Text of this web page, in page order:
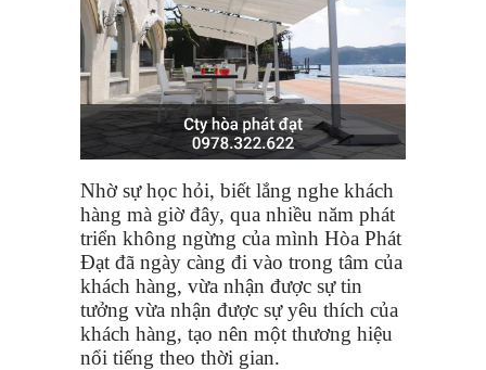
Nhờ sự học hỏi, biết lắng nghe khách
hàng mà giờ đây, qua nhiều năm phát
triển không ngừng của mình Hòa Phát
Đạt đã ngày càng đi vào trong tâm của
khách hàng, vừa nhận được sự tin
tưởng vừa nhận được sự yêu thích của
khách hàng, tạo nên một thương hiệu
nổi tiếng theo thời gian.